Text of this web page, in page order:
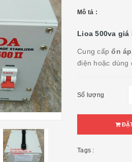
Mô tả :
Lioa 500va
Cung cấpổn
điện hoặc dùng
Số lượng
Tags :